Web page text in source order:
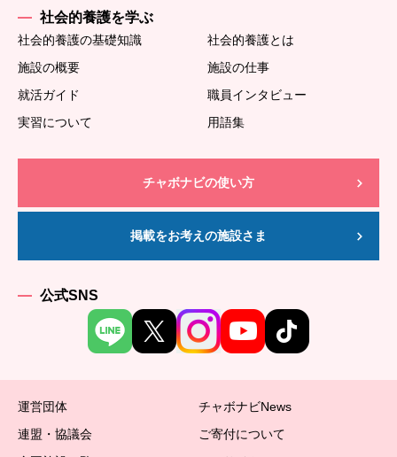
社会的養護を学ぶ
社会的養護の基礎知識
社会的養護とは
施設の概要
施設の仕事
就活ガイド
職員インタビュー
実習について
用語集
チャボナビの使い方
掲載をお考えの施設さま
公式SNS
運営団体
チャボナビNews
連盟・協議会
ご寄付について